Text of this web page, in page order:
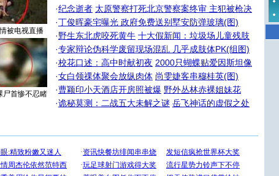
被电视直播
尸首惨不忍睹
·纪念逝者 太原警察打死北京警察案终审 主犯被枪决
·丁俊晖豪宅曝光 政府免费送别墅安防弹玻璃(图)
·野生东北虎咬死黄牛 十大假新闻：垃圾场儿童残肢
·专家辩论伪科学废留现场混乱 几乎成肢体PK(组图)
·校花口述：高中时献初夜 2000只蝴蝶贴爱因斯坦像
·女白领祼体聚会放纵肉体 尚雯婕客串穆桂英(图)
·曹颖印小天酒店开房照被爆 野外丛林赤裸姐妹花
·诡秘莫测：二战五大未解之谜 岳飞神话的虚假之处